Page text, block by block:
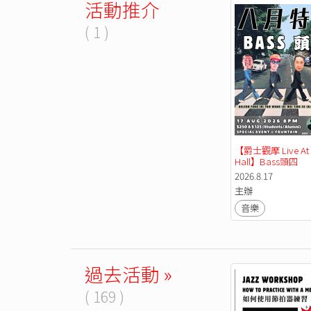
活動推介
( 1 )
【爵士觀摩 Live
Hall】Bass頭四
2026.8.17
主辦
音樂
過去活動 »
( 169 )